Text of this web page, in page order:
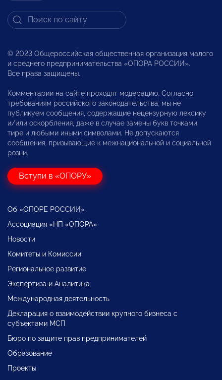
© 2023 Общероссийская общественная организация малого
и среднего предпринимательства «ОПОРА РОССИИ».
Все права защищены.
Комментарии на сайте проходят модерацию. Согласно
требованиям российского законодательства, мы не
публикуем сообщения, содержащие нецензурную лексику
и/или оскорбления, даже в случае замены букв точками,
тире и любыми иными символами. Не допускаются
сообщения, призывающие к межнациональной и социальной
розни.
Вступи в «ОПОРУ»
Об «ОПОРЕ РОССИИ»
Ассоциация «НП «ОПОРА»
Новости
Комитеты и Комиссии
Региональное развитие
Экспертиза и Аналитика
Международная деятельность
Декларация о взаимодействии крупного бизнеса с
субъектами МСП
Бюро по защите прав предпринимателей
Образование
Проекты